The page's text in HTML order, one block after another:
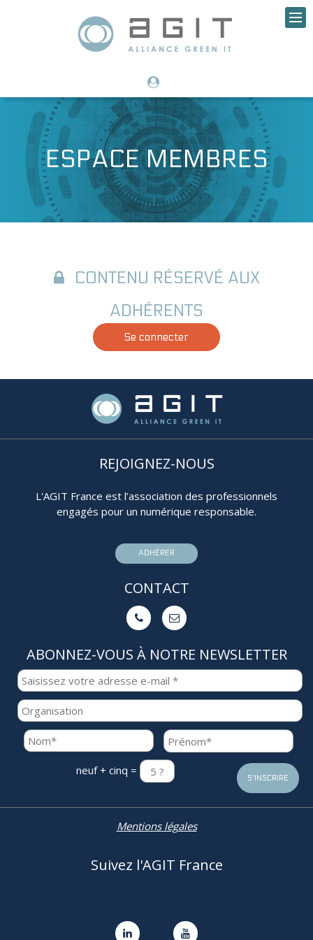
ESPACE MEMBRES
CONTENU RÉSERVÉ AUX
ADHÉRENTS
Se connecter
REJOIGNEZ-NOUS
L'AGIT France est l’association des professionnels
engagés pour un numérique responsable.
ADHÉRER
CONTACT
 
ABONNEZ-VOUS À NOTRE NEWSLETTER
neuf + cinq =
Mentions légales
Suivez l'AGIT France
 